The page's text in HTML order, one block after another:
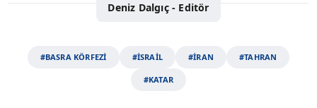
Deniz Dalgıç - Editör
#BASRA KÖRFEZİ #İSRAİL #İRAN #TAHRAN
#KATAR